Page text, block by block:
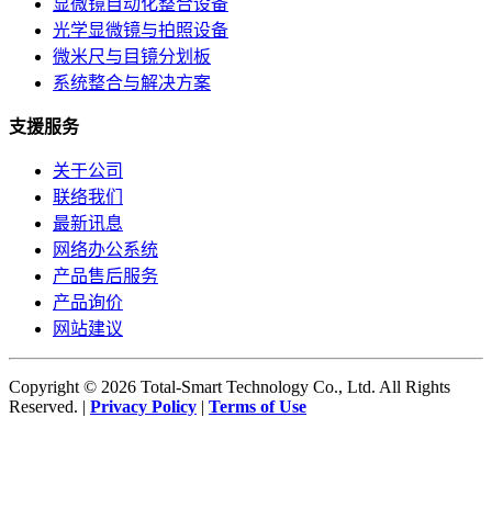
光学显微镜与拍照设备
微米尺与目镜分划板
系统整合与解决方案
支援服务
关于公司
联络我们
最新讯息
网络办公系统
产品售后服务
产品询价
网站建议
Copyright © 2026 Total-Smart Technology Co., Ltd. All Rights
Reserved. | Privacy Policy | Terms of Use